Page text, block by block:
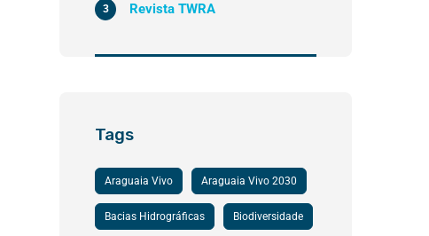
Revista TWRA
3
Tags
Araguaia Vivo Araguaia Vivo 2030
Bacias Hidrográficas Biodiversidade